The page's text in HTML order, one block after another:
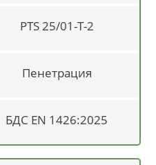
PTS 25/01-T-2
Пенетрация
БДС EN 1426:2025